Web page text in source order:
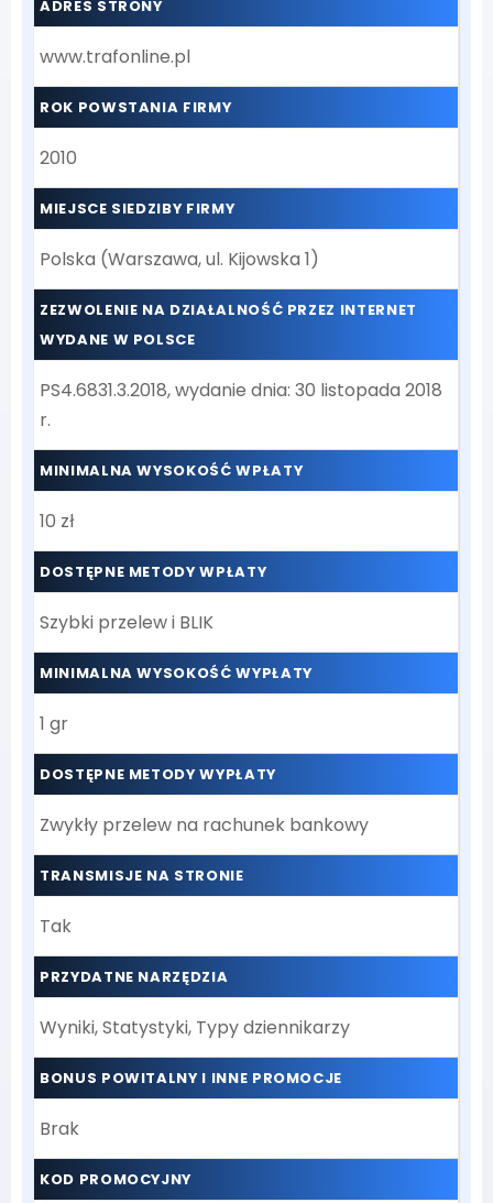
ADRES STRONY
www.trafonline.pl
ROK POWSTANIA FIRMY
2010
MIEJSCE SIEDZIBY FIRMY
Polska (Warszawa, ul. Kijowska 1)
ZEZWOLENIE NA DZIAŁALNOŚĆ PRZEZ INTERNET
WYDANE W POLSCE
PS4.6831.3.2018, wydanie dnia: 30 listopada 2018
r.
MINIMALNA WYSOKOŚĆ WPŁATY
10 zł
DOSTĘPNE METODY WPŁATY
Szybki przelew i BLIK
MINIMALNA WYSOKOŚĆ WYPŁATY
1 gr
DOSTĘPNE METODY WYPŁATY
Zwykły przelew na rachunek bankowy
TRANSMISJE NA STRONIE
Tak
PRZYDATNE NARZĘDZIA
Wyniki, Statystyki, Typy dziennikarzy
BONUS POWITALNY I INNE PROMOCJE
Brak
KOD PROMOCYJNY